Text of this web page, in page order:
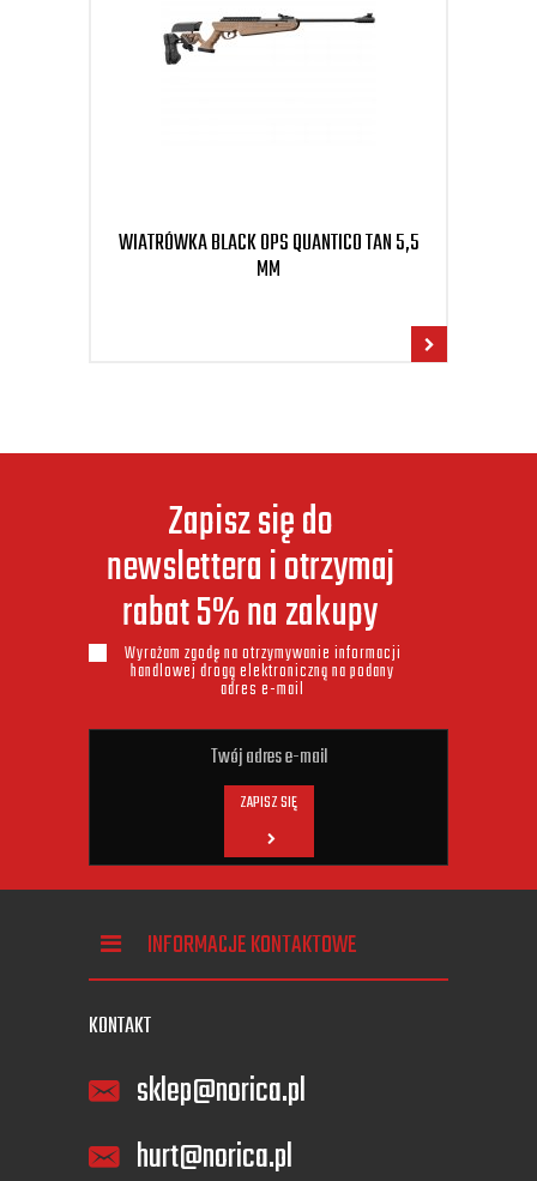
WIATRÓWKA BLACK OPS QUANTICO TAN 5,5
MM
Zapisz się do
newslettera i otrzymaj
rabat 5% na zakupy
Wyrażam zgodę na otrzymywanie informacji
handlowej drogą elektroniczną na podany
adres e-mail
ZAPISZ SIĘ
INFORMACJE KONTAKTOWE
KONTAKT
sklep@norica.pl
hurt@norica.pl